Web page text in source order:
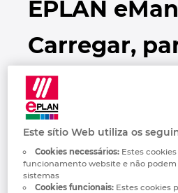
EPLAN
Carregar,
gerir de
projetos na
Os serviços em
a Plataforma EPLAN
Casos de Utilizadores
Automação de Edifícios
Configuração
EPLAN Data Portal
EPLAN Education para Salas
EPLAN Education para
EPLAN Collaboration Apps
Trust Center
Brunei
Bulgaria
Canada
Chile
China
China Taiwan
Este sítio Web utiliza os
Cookies necessários:Estes cookies
funcionamento website e não podem
sistemas
Cookies funcionais:Estes cookies